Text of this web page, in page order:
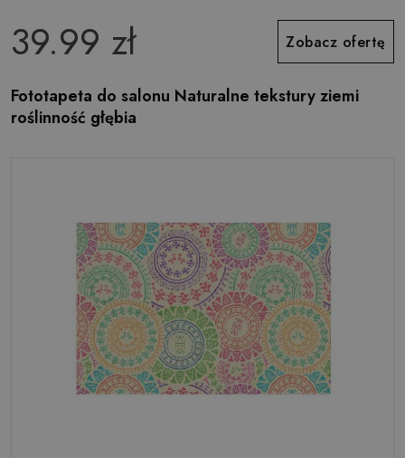
39.99 zł Zobacz ofertę
Fototapeta do salonu Naturalne tekstury ziemi
roślinność głębia